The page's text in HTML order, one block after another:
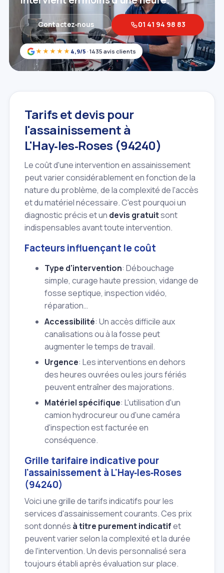
★★★★★ 4,9/5 · 1435 avis clients
Contactez‑nous 01 41 94 98 83
Tarifs et devis pour
l'assainissement à
L'Hay‑les‑Roses (94240)
Le coût d'une intervention en assainissement
peut varier considérablement en fonction de la
nature du problème, de la complexité de l'accès
et du matériel nécessaire. C'est pourquoi un
diagnostic précis et un devis gratuitsont
indispensables avant toute intervention.
Facteurs influençant le coût
Type d'intervention: Débouchage
simple, curage haute pression, vidange de
fosse septique, inspection vidéo,
réparation…
Accessibilité: Un accès difficile aux
canalisations ou à la fosse peut
augmenter le temps de travail.
Urgence: Les interventions en dehors
des heures ouvrées ou les jours fériés
peuvent entraîner des majorations.
Matériel spécifique: L'utilisation d'un
camion hydrocureur ou d'une caméra
d'inspection est facturée en
conséquence.
Grille tarifaire indicative pour
l'assainissement à L'Hay‑les‑Roses
(94240)
Voici une grille de tarifs indicatifs pour les
services d'assainissement courants. Ces prix
sont donnés à titre purement indicatifet
peuvent varier selon la complexité et la durée
de l'intervention. Un devis personnalisé sera
toujours établi après évaluation sur place.